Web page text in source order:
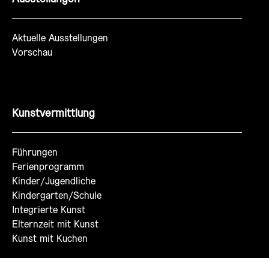
Aktuelle Ausstellungen
Vorschau
Kunstvermittlung
Führungen
Ferienprogramm
Kinder/Jugendliche
Kindergarten/Schule
Integrierte Kunst
Elternzeit mit Kunst
Kunst mit Kuchen